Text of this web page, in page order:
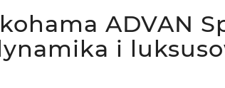
ADVAN
i